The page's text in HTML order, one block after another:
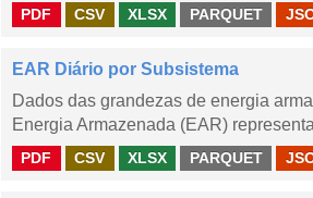
PDF CSV XLSX PARQUET
EAR Diário por Subsistema
Dados das grandezas de energia
Energia Armazenada (EAR)
PDF CSV XLSX PARQUET